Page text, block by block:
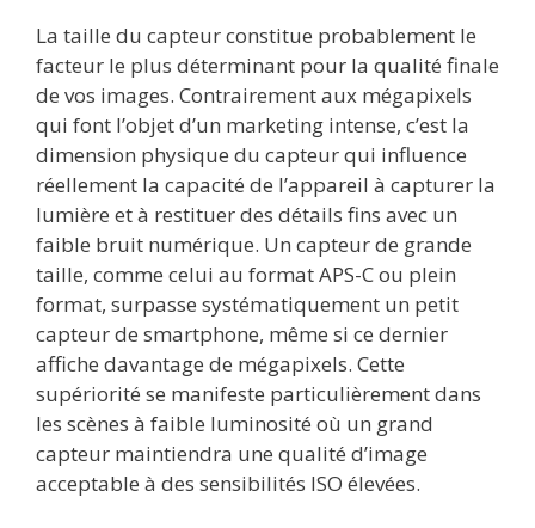
La taille du capteur constitue probablement le
facteur le plus déterminant pour la qualité finale
de vos images. Contrairement aux mégapixels
qui font l’objet d’un marketing intense, c’est la
dimension physique du capteur qui influence
réellement la capacité de l’appareil à capturer la
lumière et à restituer des détails fins avec un
faible bruit numérique. Un capteur de grande
taille, comme celui au format APS-C ou plein
format, surpasse systématiquement un petit
capteur de smartphone, même si ce dernier
affiche davantage de mégapixels. Cette
supériorité se manifeste particulièrement dans
les scènes à faible luminosité où un grand
capteur maintiendra une qualité d’image
acceptable à des sensibilités ISO élevées.